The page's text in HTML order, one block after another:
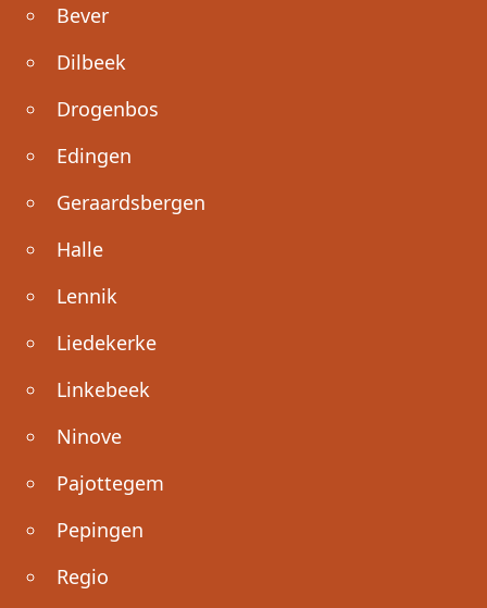
Bever
Dilbeek
Drogenbos
Edingen
Geraardsbergen
Halle
Lennik
Liedekerke
Linkebeek
Ninove
Pajottegem
Pepingen
Regio